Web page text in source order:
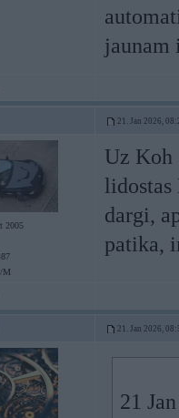
jaunam
21. Jan 2026,
2005
M
Uz Koh
dargi,
patika,
21. Jan 2026,
21